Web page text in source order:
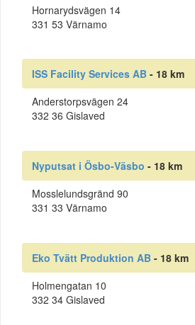
Hornarydsvägen 14
331 53 Värnamo
ISS Facility Services AB - 18 km
Anderstorpsvägen 24
332 36 Gislaved
Nyputsat i Ösbo-Väsbo - 18 km
Mosslelundsgränd 90
331 33 Värnamo
Eko Tvätt Produktion AB - 18 km
Holmengatan 10
332 34 Gislaved